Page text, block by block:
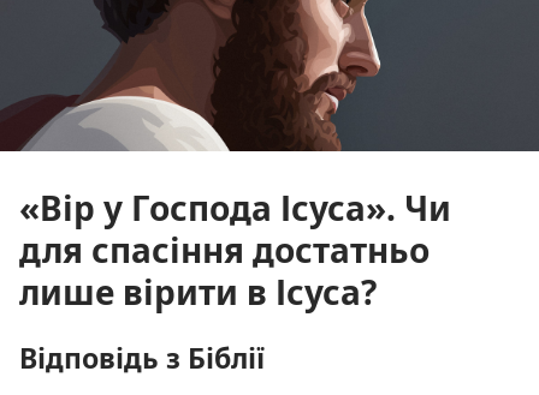
«Вір у Господа Ісуса». Чи
для спасіння достатньо
лише вірити в Ісуса?
Відповідь з Біблії